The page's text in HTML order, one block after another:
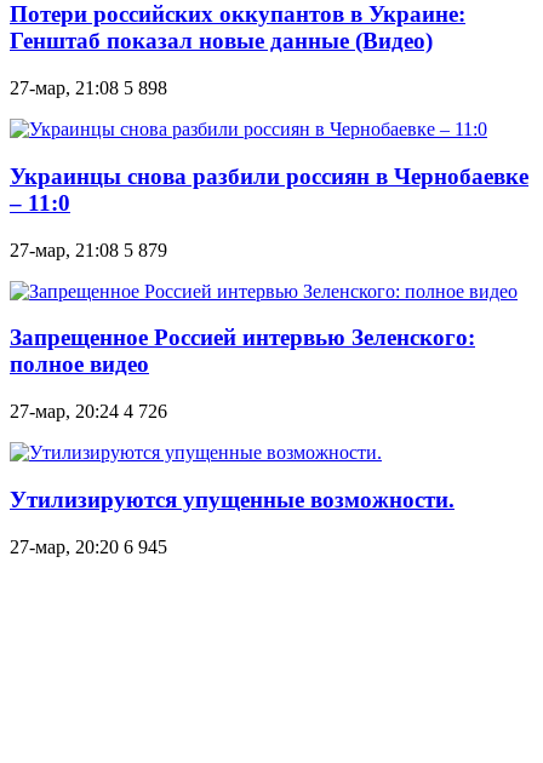
Потери российских оккупантов в Украине:
Генштаб показал новые данные (Видео)
27-мар, 21:08 5 898
Украинцы снова разбили россиян в Чернобаевке
– 11:0
27-мар, 21:08 5 879
Запрещенное Россией интервью Зеленского:
полное видео
27-мар, 20:24 4 726
Утилизируются упущенные возможности.
27-мар, 20:20 6 945